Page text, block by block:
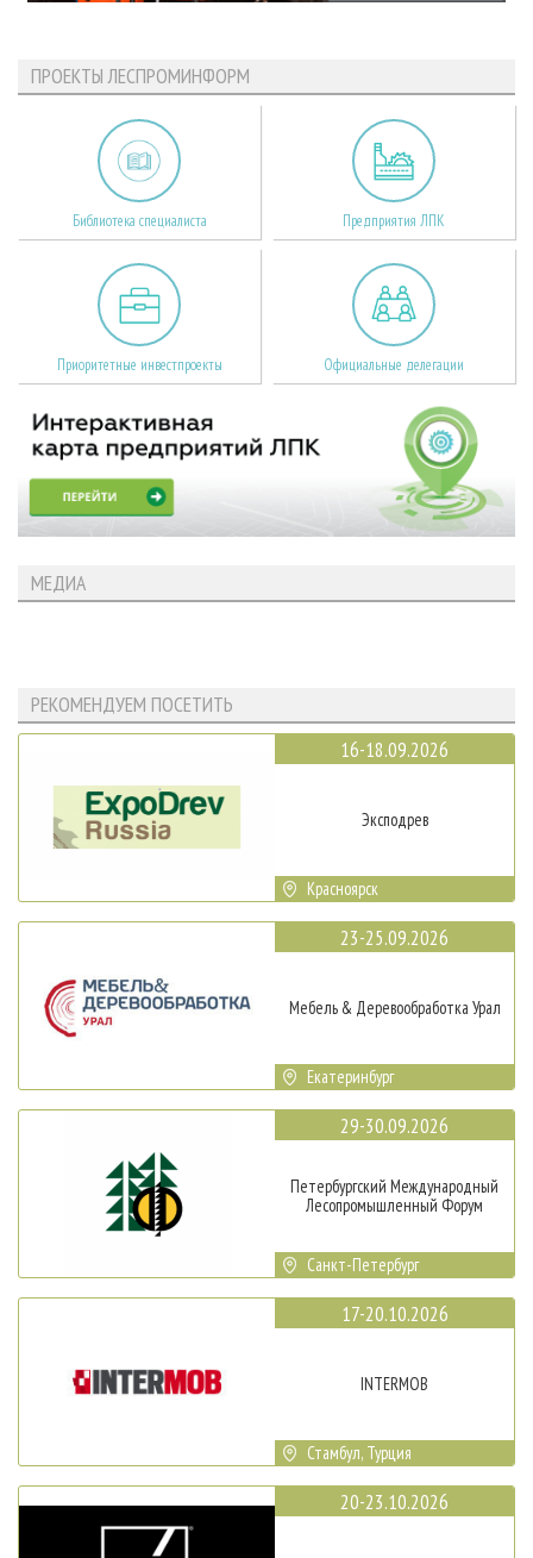
ПРОЕКТЫ ЛЕСПРОМИНФОРМ
Библиотека специалиста Предприятия ЛПК
Приоритетные инвестпроекты Официальные делегации
МЕДИА
РЕКОМЕНДУЕМ ПОСЕТИТЬ
16-18.09.2026
Эксподрев
Красноярск
23-25.09.2026
Мебель & Деревообработка Урал
Екатеринбург
29-30.09.2026
Петербургский Международный
Лесопромышленный Форум
Санкт-Петербург
17-20.10.2026
INTERMOB
Стамбул, Турция
20-23.10.2026